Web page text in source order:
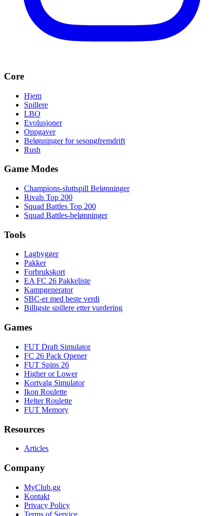
Core
Hjem
Spillere
LBO
Evolusjoner
Oppgaver
Belønninger for sesongfremdrift
Rush
Game Modes
Champions-sluttspill Belønninger
Rivals Top 200
Squad Battles Top 200
Squad Battles-belønninger
Tools
Lagbygger
Pakker
Forbrukskort
EA FC 26 Pakkeliste
Kampgenerator
SBC-er med beste verdi
Billigste spillere etter vurdering
Games
FUT Draft Simulator
FC 26 Pack Opener
FUT Spins 26
Higher or Lower
Kortvalg Simulator
Ikon Roulette
Helter Roulette
FUT Memory
Resources
Articles
Company
MyClub.gg
Kontakt
Privacy Policy
Terms of Service